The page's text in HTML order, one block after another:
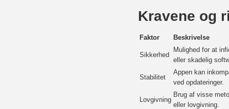
Kravene og
Faktor Beskrivelse
Sikkerhed
Mulighed for at
eller skadelig
Stabilitet
Appen kan
ved opdateringer.
Lovgivning
Brug af visse
eller lovgivning.